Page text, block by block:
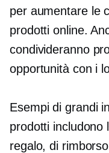
per aumentare le
prodotti online.
condivideranno
opportunità con i
Esempi di grandi
prodotti includono
regalo,di rimborso